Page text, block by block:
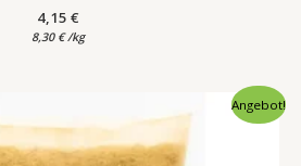
4,15 €
8,30 € /kg
Angebot!
war:
6,75 €
Preis
5,75 €.